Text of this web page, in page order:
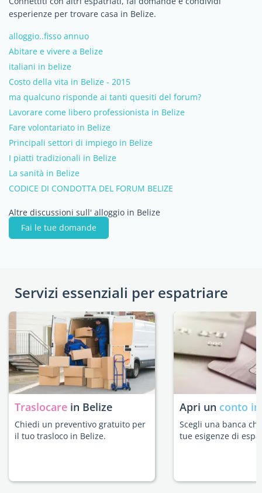
esperienze per trovare casa in Belize.
alloggio..fisso annuo
Abitare e vivere a Belize
italiani in belize
Costo della vita in Belize - 2015
ma qualcuno risponde ai tanti quesiti del forum?
Lavorare come libero professionista in Belize
Fare volontariato in Belize
Principali settori di impiego in Belize
I piatti tradizionali in Belize
La sanità in Belize
CODICE DI CONDOTTA DEL FORUM BELIZE
Altre discussioni sull' alloggio in Belize
Fai le tue domande
Servizi essenziali per espatriare
Traslocare in Belize
Chiedi un preventivo gratuito per
il tuo trasloco in Belize.
Apri un conto
Scegli una banca
tue esigenze di